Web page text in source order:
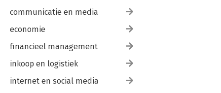
communicatie en media
economie
financieel management
inkoop en logistiek
internet en social media